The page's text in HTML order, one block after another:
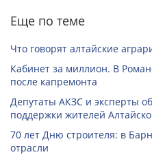
Еще по теме
Что говорят алтайские
Кабинет за миллион. В
после капремонта
Депутаты АКЗС и эксперты
поддержки жителей
70 лет Дню строителя: в
отрасли